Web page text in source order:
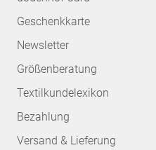
Geschenkkarte
Newsletter
Größenberatung
Textilkundelexikon
Bezahlung
Versand & Lieferung